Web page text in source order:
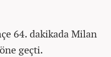
64. dakikada Milan
geçti.